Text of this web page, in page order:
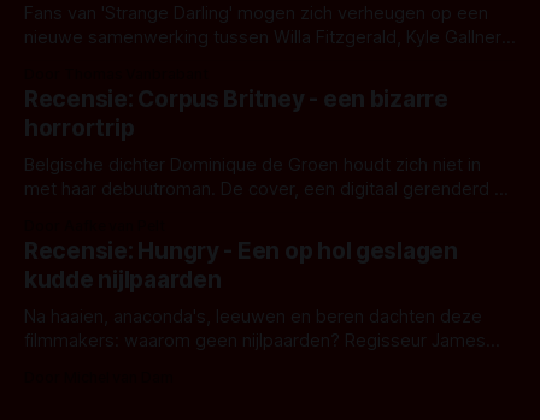
Fans van 'Strange Darling' mogen zich verheugen op een
nieuwe samenwerking tussen Willa Fitzgerald, Kyle Gallner
'Skeletons', een nieuwe creature feature waarvoor de
opnames zijn gestart in Australië.
Recensie: Corpus Britney - een bizarre
horrortrip
Belgische dichter Dominique de Groen houdt zich niet in
met haar debuutroman. De cover, een digitaal gerenderd en
achtergrond, belooft iets kleurrijks maar onheilspellends,
iets ongrijpbaars. En dat maakt De Groen met ieder woord
waar.
Recensie: Hungry - Een op hol geslagen
kudde nijlpaarden
Na haaien, anaconda's, leeuwen en beren dachten deze
filmmakers: waarom geen nijlpaarden? Regisseur James